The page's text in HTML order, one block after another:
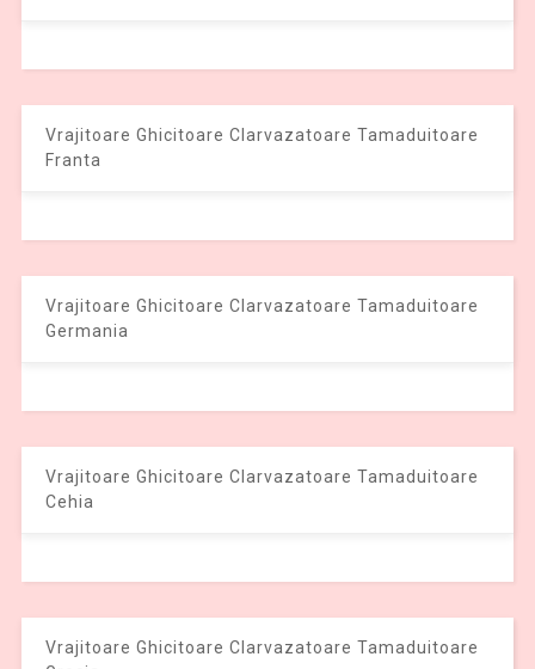
Vrajitoare Ghicitoare Clarvazatoare Tamaduitoare
Franta
Vrajitoare Ghicitoare Clarvazatoare Tamaduitoare
Germania
Vrajitoare Ghicitoare Clarvazatoare Tamaduitoare
Cehia
Vrajitoare Ghicitoare Clarvazatoare Tamaduitoare